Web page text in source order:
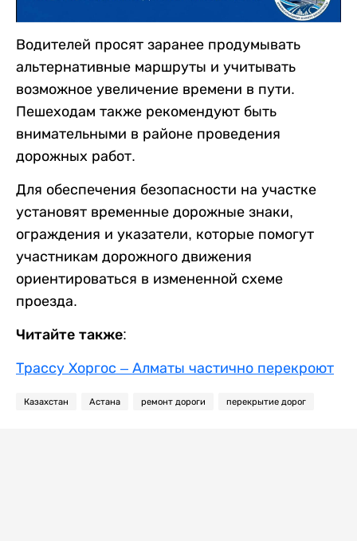
Водителей просят заранее продумывать
альтернативные маршруты и учитывать
возможное увеличение времени в пути.
Пешеходам также рекомендуют быть
внимательными в районе проведения
дорожных работ.
Для обеспечения безопасности на участке
установят временные дорожные знаки,
ограждения и указатели, которые помогут
участникам дорожного движения
ориентироваться в измененной схеме
проезда.
Читайте также:
Трассу Хоргос – Алматы частично перекроют
Казахстан Астана ремонт дороги перекрытие дорог